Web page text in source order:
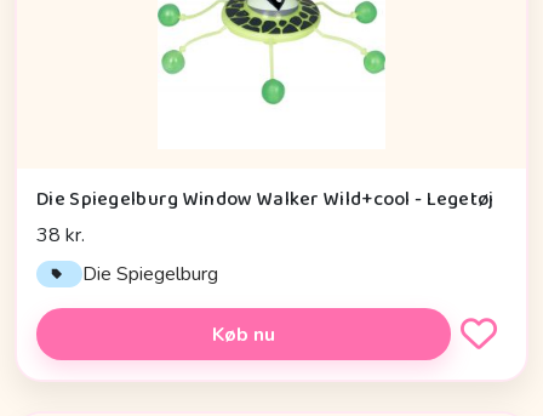
Die Spiegelburg Window Walker Wild+cool - Legetøj
38 kr.
Die Spiegelburg
Køb nu